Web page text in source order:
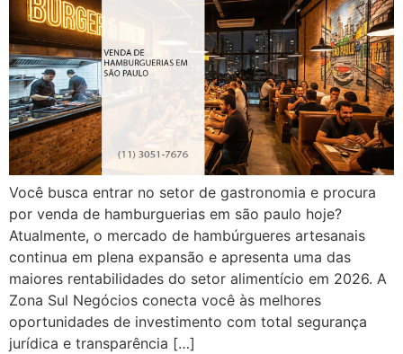
Você busca entrar no setor de gastronomia e procura
por venda de hamburguerias em são paulo hoje?
Atualmente, o mercado de hambúrgueres artesanais
continua em plena expansão e apresenta uma das
maiores rentabilidades do setor alimentício em 2026. A
Zona Sul Negócios conecta você às melhores
oportunidades de investimento com total segurança
jurídica e transparência […]